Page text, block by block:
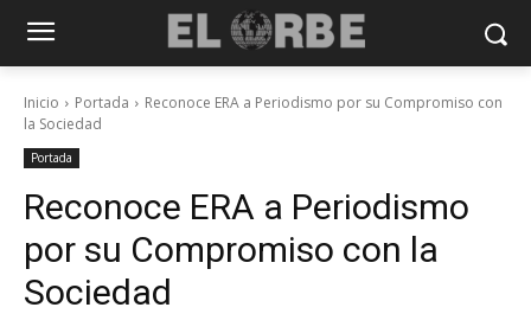
Inicio Portada
Reconoce ERA a Periodismo por su Compromiso con
la Sociedad
Portada
Reconoce ERA a Periodismo
por su Compromiso con la
Sociedad